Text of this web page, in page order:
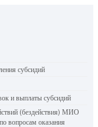
субсидий
и выплаты субсидий
(бездействия) МИО
вопросам оказания